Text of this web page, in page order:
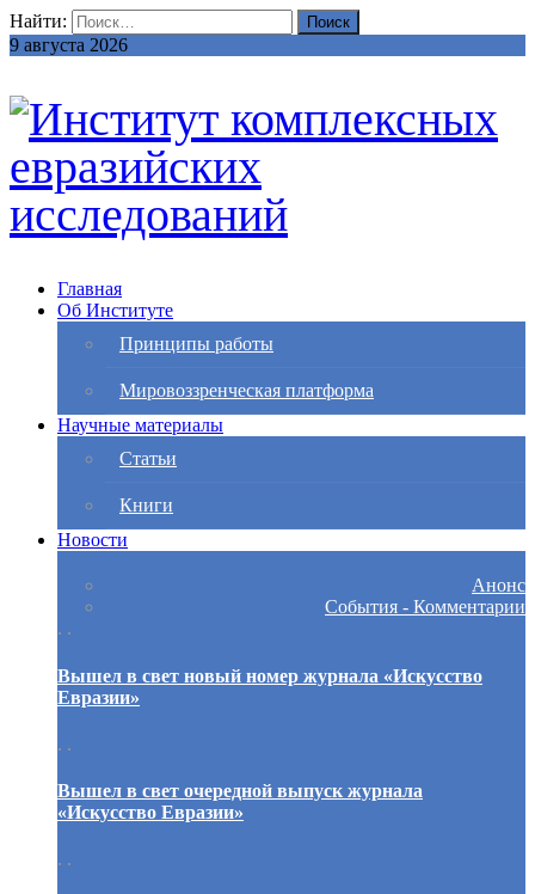
Найти:
9 августа 2026
Главная
Об Институте
Принципы работы
Мировоззренческая платформа
Научные материалы
Статьи
Книги
Новости
Анонс
События - Комментарии
. .
Вышел в свет новый номер журнала «Искусство
Евразии»
. .
Вышел в свет очередной выпуск журнала
«Искусство Евразии»
. .